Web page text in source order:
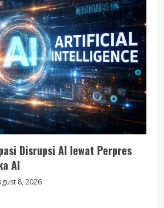
Disrupsi AI lewat Perpres
AI
8, 2026